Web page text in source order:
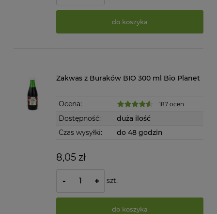
do koszyka
Zakwas z Buraków BIO 300 ml Bio Planet
Ocena: 187 ocen
Dostępność:
duża ilość
Czas wysyłki:
do 48 godzin
8,05 zł
- + szt.
do koszyka